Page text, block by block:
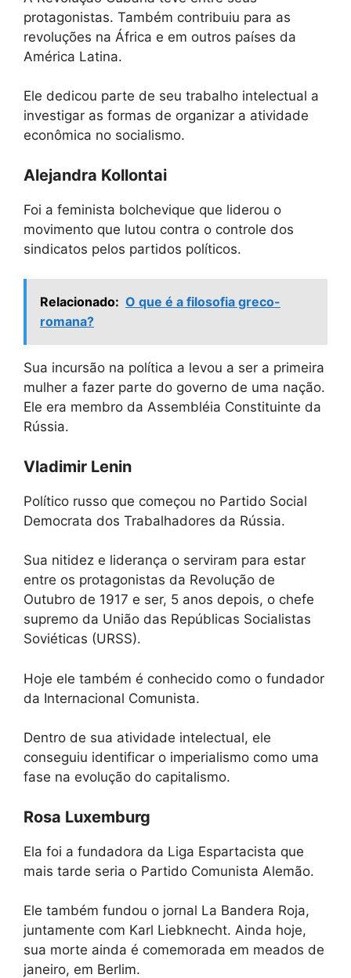
protagonistas. Também contribuiu para as
revoluções na África e em outros países da
América Latina.
Ele dedicou parte de seu trabalho intelectual a
investigar as formas de organizar a atividade
econômica no socialismo.
Alejandra Kollontai
Foi a feminista bolchevique que liderou o
movimento que lutou contra o controle dos
sindicatos pelos partidos políticos.
Relacionado: O que é a filosofia greco-
romana?
Sua incursão na política a levou a ser a primeira
mulher a fazer parte do governo de uma nação.
Ele era membro da Assembléia Constituinte da
Rússia.
Vladimir Lenin
Político russo que começou no Partido Social
Democrata dos Trabalhadores da Rússia.
Sua nitidez e liderança o serviram para estar
entre os protagonistas da Revolução de
Outubro de 1917 e ser, 5 anos depois, o chefe
supremo da União das Repúblicas Socialistas
Soviéticas (URSS).
Hoje ele também é conhecido como o fundador
da Internacional Comunista.
Dentro de sua atividade intelectual, ele
conseguiu identificar o imperialismo como uma
fase na evolução do capitalismo.
Rosa Luxemburg
Ela foi a fundadora da Liga Espartacista que
mais tarde seria o Partido Comunista Alemão.
Ele também fundou o jornal La Bandera Roja,
juntamente com Karl Liebknecht. Ainda hoje,
sua morte ainda é comemorada em meados de
janeiro, em Berlim.